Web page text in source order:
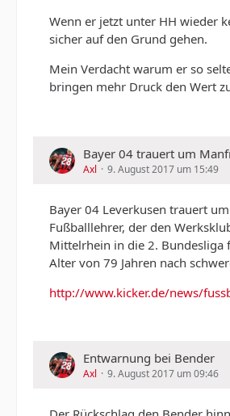
Wenn er jetzt unter HH wieder
sicher auf den Grund gehen.
Mein Verdacht warum er so
bringen mehr Druck den Wert
Bayer 04 trauert um
Axl 9. August 2017 um 15:49
Bayer 04 Leverkusen trauert
Fußballlehrer, der den
Mittelrhein in die 2. Bundesliga
Alter von 79 Jahren nach
http://www.kicker.de/news/
Entwarnung bei Bender
Axl 9. August 2017 um 09:46